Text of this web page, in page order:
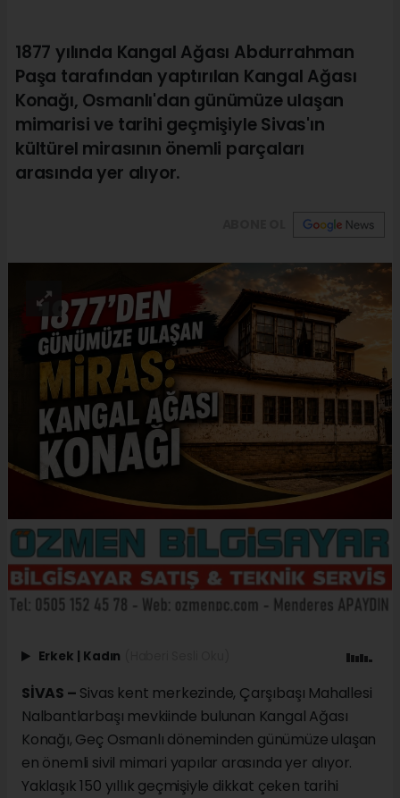
1877 yılında Kangal Ağası Abdurrahman
Paşa tarafından yaptırılan Kangal Ağası
Konağı, Osmanlı'dan günümüze ulaşan
mimarisi ve tarihi geçmişiyle Sivas'ın
kültürel mirasının önemli parçaları
arasında yer alıyor.
Erkek Kadın
SİVAS – Sivas kent merkezinde, Çarşıbaşı Mahallesi
Nalbantlarbaşı mevkiinde bulunan Kangal Ağası
Konağı, Geç Osmanlı döneminden günümüze ulaşan
en önemli sivil mimari yapılar arasında yer alıyor.
Yaklaşık 150 yıllık geçmişiyle dikkat çeken tarihi